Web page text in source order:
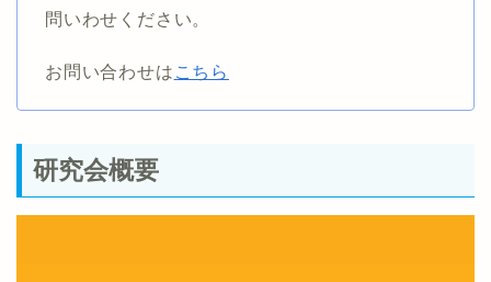
問いわせください。
お問い合わせは こちら
研究会概要